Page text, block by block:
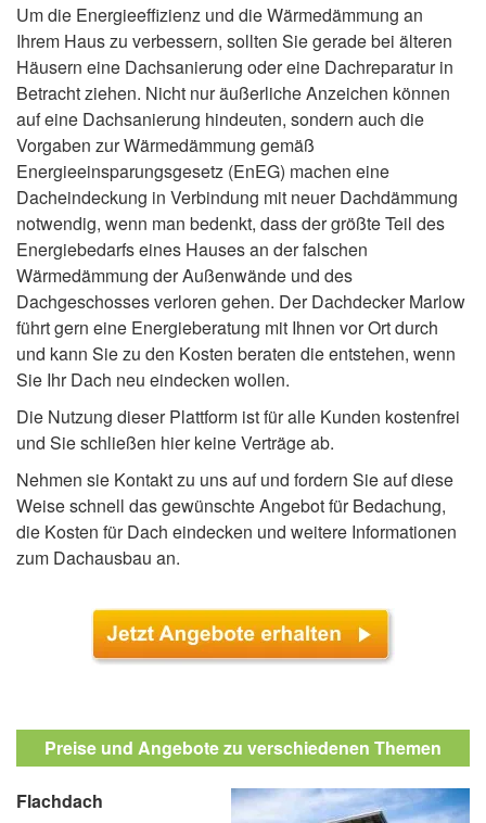
Um die Energieeffizienz und die Wärmedämmung an
Ihrem Haus zu verbessern, sollten Sie gerade bei älteren
Häusern eine Dachsanierung oder eine Dachreparatur in
Betracht ziehen. Nicht nur äußerliche Anzeichen können
auf eine Dachsanierung hindeuten, sondern auch die
Vorgaben zur Wärmedämmung gemäß
Energieeinsparungsgesetz (EnEG) machen eine
Dacheindeckung in Verbindung mit neuer Dachdämmung
notwendig, wenn man bedenkt, dass der größte Teil des
Energiebedarfs eines Hauses an der falschen
Wärmedämmung der Außenwände und des
Dachgeschosses verloren gehen. Der Dachdecker Marlow
führt gern eine Energieberatung mit Ihnen vor Ort durch
und kann Sie zu den Kosten beraten die entstehen, wenn
Sie Ihr Dach neu eindecken wollen.
Die Nutzung dieser Plattform ist für alle Kunden kostenfrei
und Sie schließen hier keine Verträge ab.
Nehmen sie Kontakt zu uns auf und fordern Sie auf diese
Weise schnell das gewünschte Angebot für Bedachung,
die Kosten für Dach eindecken und weitere Informationen
zum Dachausbau an.
Preise und Angebote zu verschiedenen Themen
Flachdach